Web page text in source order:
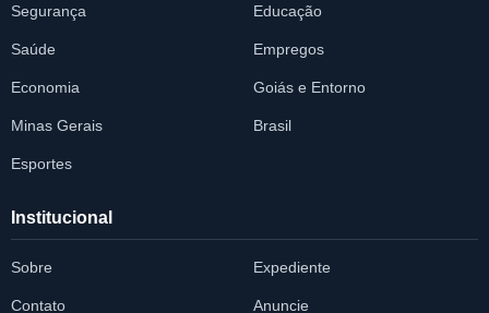
Segurança Educação
Saúde Empregos
Economia Goiás e Entorno
Minas Gerais Brasil
Esportes
Institucional
Sobre Expediente
Contato Anuncie